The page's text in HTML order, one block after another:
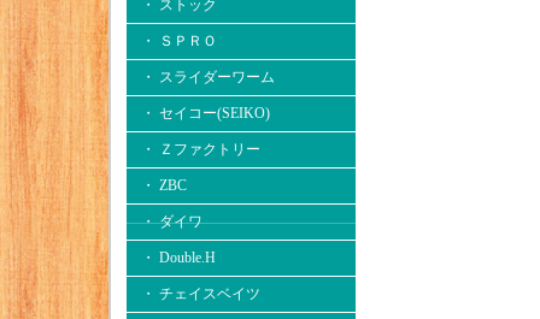
・ ストック
・ ＳＰＲＯ
・ スライダーワーム
・ セイコー(SEIKO)
・ Ｚファクトリー
・ ZBC
・ ダイワ
・ Double.H
・ チェイスベイツ